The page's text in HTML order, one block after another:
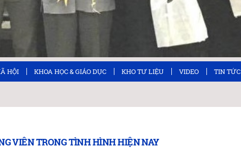
HỘI KHOA HỌC & GIÁO DỤC KHO TƯ LIỆU VIDEO TIN TỨC
VIÊN TRONG TÌNH HÌNH HIỆN NAY